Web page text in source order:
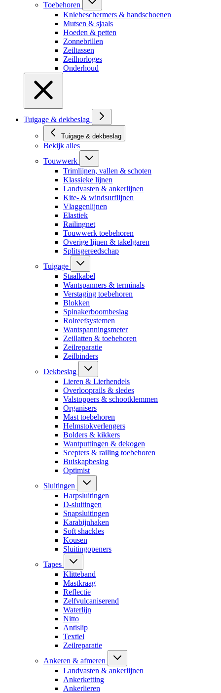
Toebehoren
Kniebeschermers & handschoenen
Mutsen & sjaals
Hoeden & petten
Zonnebrillen
Zeiltassen
Zeilhorloges
Onderhoud
Tuigage & dekbeslag
Tuigage & dekbeslag
Bekijk alles
Touwwerk
Trimlijnen, vallen & schoten
Klassieke lijnen
Landvasten & ankerlijnen
Kite- & windsurflijnen
Vlaggenlijnen
Elastiek
Railingnet
Touwwerk toebehoren
Overige lijnen & takelgaren
Splitsgereedschap
Tuigage
Staalkabel
Wantspanners & terminals
Verstaging toebehoren
Blokken
Spinakerboombeslag
Rolreefsystemen
Wantspanningsmeter
Zeillatten & toebehoren
Zeilreparatie
Zeilbinders
Dekbeslag
Lieren & Lierhendels
Overlooprails & sledes
Valstoppers & schootklemmen
Organisers
Mast toebehoren
Helmstokverlengers
Bolders & kikkers
Wantputtingen & dekogen
Scepters & railing toebehoren
Buiskapbeslag
Optimist
Sluitingen
Harpsluitingen
D-sluitingen
Snapsluitingen
Karabijnhaken
Soft shackles
Kousen
Sluitingopeners
Tapes
Klitteband
Mastkraag
Reflectie
Zelfvulcaniserend
Waterlijn
Nitto
Antislip
Textiel
Zeilreparatie
Ankeren & afmeren
Landvasten & ankerlijnen
Ankerketting
Ankerlieren